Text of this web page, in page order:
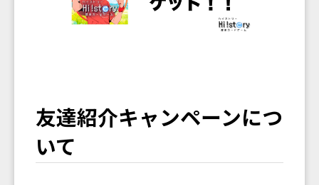
友達紹介キャンペーンにつ
いて